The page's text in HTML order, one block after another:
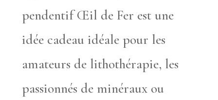
pendentif Œil de Fer est une
idée cadeau idéale pour les
amateurs de lithothérapie, les
passionnés de minéraux ou